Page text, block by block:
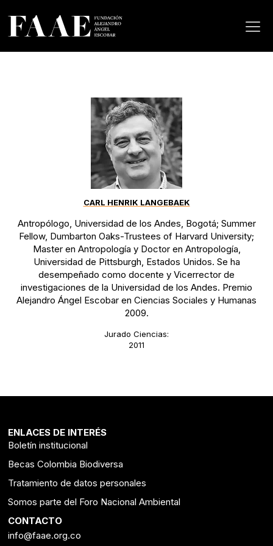
CARL HENRIK LANGEBAEK
Antropólogo, Universidad de los Andes, Bogotá; Summer
Fellow, Dumbarton Oaks-Trustees of Harvard University;
Master en Antropología y Doctor en Antropología,
Universidad de Pittsburgh, Estados Unidos. Se ha
desempeñado como docente y Vicerrector de
investigaciones de la Universidad de los Andes. Premio
Alejandro Ángel Escobar en Ciencias Sociales y Humanas
2009.
Jurado Ciencias:
2011
ENLACES DE INTERÉS
Boletín institucional
Becas Colombia Biodiversa
Tratamiento de datos personales
Somos parte del Foro Nacional Ambiental
CONTACTO
info@faae.org.co